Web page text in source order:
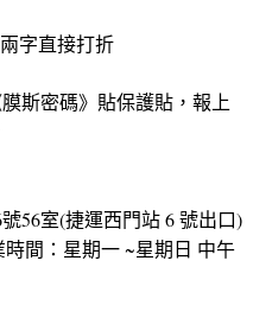
字直接打折
斯密碼》貼保護貼，報上
56室(捷運西門站 6 號出口)
時間：星期一 ~星期日 中午